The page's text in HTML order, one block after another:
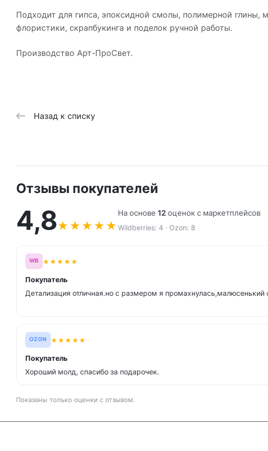
Подходит для гипса, эпоксидной смолы, полимерной глины,
флористики, скрапбукинга и поделок ручной работы.
Производство Арт-ПроСвет.
Назад к списку
Отзывы покупателей
4,8★ ★ ★ ★ ★
На основе 12 оценок с маркетплейсов
Wildberries: 4 · Ozon: 8
WB ★★★★★
Покупатель
Детализация отличная.но с размером я промахнулась,малюсенький
OZON ★★★★★
Покупатель
Хороший молд, спасибо за подарочек.
Показаны только оценки с отзывом.